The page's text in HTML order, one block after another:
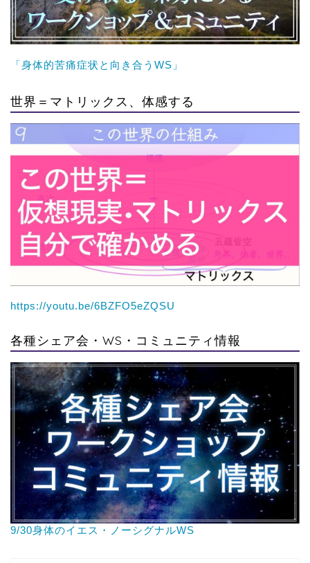
「身体的苦痛症状と向き合うWS」
世界＝マトリックス、体感する
https://youtu.be/6BZFO5eZQSU
各種シェア会・WS・コミュニティ情報
9/30身体のイエス・ノーシグナルWS